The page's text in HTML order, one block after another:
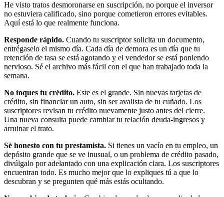
He visto tratos desmoronarse en suscripción, no porque el inversor
no estuviera calificado, sino porque cometieron errores evitables.
Aquí está lo que realmente funciona.
Responde rápido. Cuando tu suscriptor solicita un documento,
entrégaselo el mismo día. Cada día de demora es un día que tu
retención de tasa se está agotando y el vendedor se está poniendo
nervioso. Sé el archivo más fácil con el que han trabajado toda la
semana.
No toques tu crédito. Este es el grande. Sin nuevas tarjetas de
crédito, sin financiar un auto, sin ser avalista de tu cuñado. Los
suscriptores revisan tu crédito nuevamente justo antes del cierre.
Una nueva consulta puede cambiar tu relación deuda-ingresos y
arruinar el trato.
Sé honesto con tu prestamista. Si tienes un vacío en tu empleo, un
depósito grande que se ve inusual, o un problema de crédito pasado,
divúlgalo por adelantado con una explicación clara. Los suscriptores
encuentran todo. Es mucho mejor que lo expliques tú a que lo
descubran y se pregunten qué más estás ocultando.